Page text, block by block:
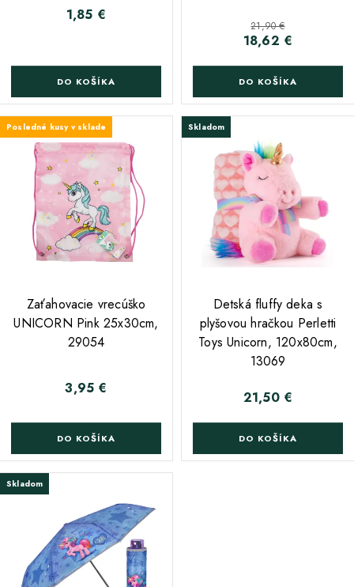
Cena
1,85 €
DO KOŠÍKA
Základná cena
21,90 €
Cena
18,62 €
DO KOŠÍKA
Posledné kusy v sklade
Zaťahovacie vrecúško
UNICORN Pink 25x30cm,
29054
Cena
3,95 €
DO KOŠÍKA
Skladom
Detská fluffy deka s
plyšovou hračkou Perletti
Toys Unicorn, 120x80cm,
13069
Cena
21,50 €
DO KOŠÍKA
Skladom